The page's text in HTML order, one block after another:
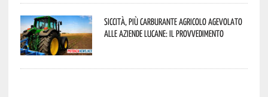
Siccità, più carburante agricolo agevolato
alle aziende lucane: il provvedimento